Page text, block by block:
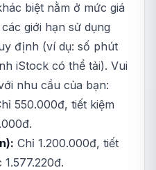
biệt nằm ở mức giá
giới hạn sử dụng
định (ví dụ: số phút
iStock có thể tải). Vui
nhu cầu của bạn:
550.000đ, tiết kiệm
Chỉ 1.200.000đ, tiết